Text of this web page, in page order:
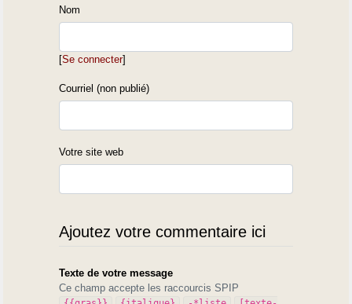
Nom
[Se connecter]
Courriel (non publié)
Votre site web
Ajoutez votre commentaire ici
Texte de votre message
Ce champ accepte les raccourcis SPIP